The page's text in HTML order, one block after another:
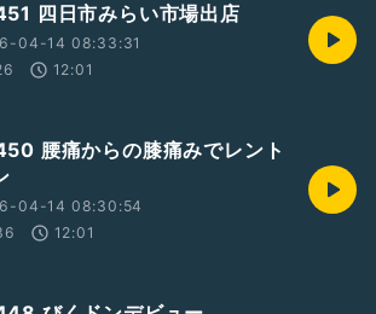
四日市みらい市場出店
04-14 08:33:31
12:01
腰痛からの膝痛みでレント
04-14 08:30:54
12:01